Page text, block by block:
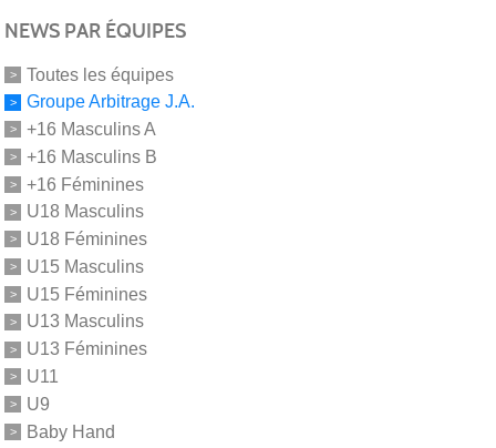
NEWS PAR ÉQUIPES
Toutes les équipes
Groupe Arbitrage J.A.
+16 Masculins A
+16 Masculins B
+16 Féminines
U18 Masculins
U18 Féminines
U15 Masculins
U15 Féminines
U13 Masculins
U13 Féminines
U11
U9
Baby Hand